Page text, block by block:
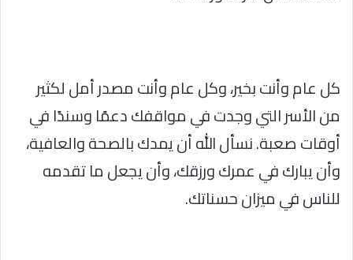
كل عام وأنت بخير، وكل عام وأنت مصدر أمل لكثير
من الأسر التي وجدت في مواقفك دعمًا وسندًا في
أوقات صعبة. نسأل الله أن يمدك بالصحة والعافية،
وأن يبارك في عمرك ورزقك، وأن يجعل ما تقدمه
للناس في ميزان حسناتك.